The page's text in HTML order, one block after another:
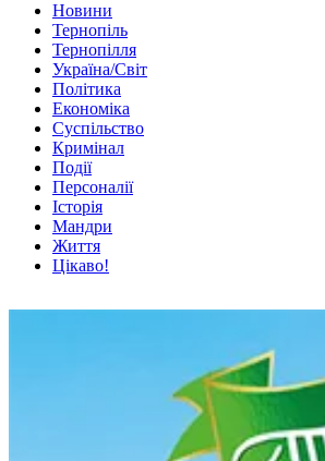
Новини
Тернопіль
Тернопілля
Україна/Світ
Політика
Економіка
Суспільство
Кримінал
Події
Персоналії
Історія
Мандри
Життя
Цікаво!